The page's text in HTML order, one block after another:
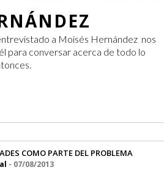
a Moisés Hernández nos
para conversar acerca de todo lo
COMO PARTE DEL PROBLEMA
- 07/08/2013